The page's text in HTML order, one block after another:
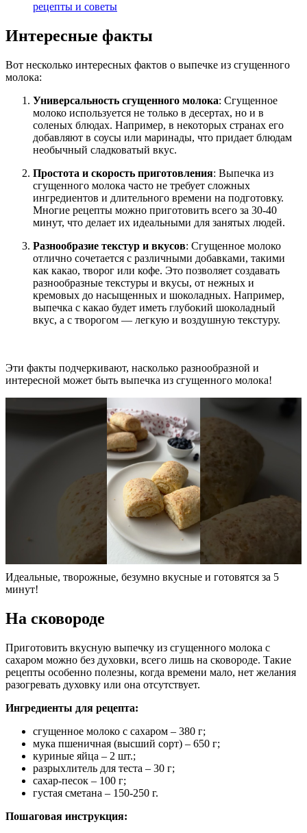
рецепты и советы
Интересные факты
Вот несколько интересных фактов о выпечке из сгущенного
молока:
Универсальность сгущенного молока: Сгущенное
молоко используется не только в десертах, но и в
соленых блюдах. Например, в некоторых странах его
добавляют в соусы или маринады, что придает блюдам
необычный сладковатый вкус.
Простота и скорость приготовления: Выпечка из
сгущенного молока часто не требует сложных
ингредиентов и длительного времени на подготовку.
Многие рецепты можно приготовить всего за 30-40
минут, что делает их идеальными для занятых людей.
Разнообразие текстур и вкусов: Сгущенное молоко
отлично сочетается с различными добавками, такими
как какао, творог или кофе. Это позволяет создавать
разнообразные текстуры и вкусы, от нежных и
кремовых до насыщенных и шоколадных. Например,
выпечка с какао будет иметь глубокий шоколадный
вкус, а с творогом — легкую и воздушную текстуру.
Эти факты подчеркивают, насколько разнообразной и
интересной может быть выпечка из сгущенного молока!
Идеальные, творожные, безумно вкусные и готовятся за 5
минут!
На сковороде
Приготовить вкусную выпечку из сгущенного молока с
сахаром можно без духовки, всего лишь на сковороде. Такие
рецепты особенно полезны, когда времени мало, нет желания
разогревать духовку или она отсутствует.
Ингредиенты для рецепта:
сгущенное молоко с сахаром – 380 г;
мука пшеничная (высший сорт) – 650 г;
куриные яйца – 2 шт.;
разрыхлитель для теста – 30 г;
сахар-песок – 100 г;
густая сметана – 150-250 г.
Пошаговая инструкция: